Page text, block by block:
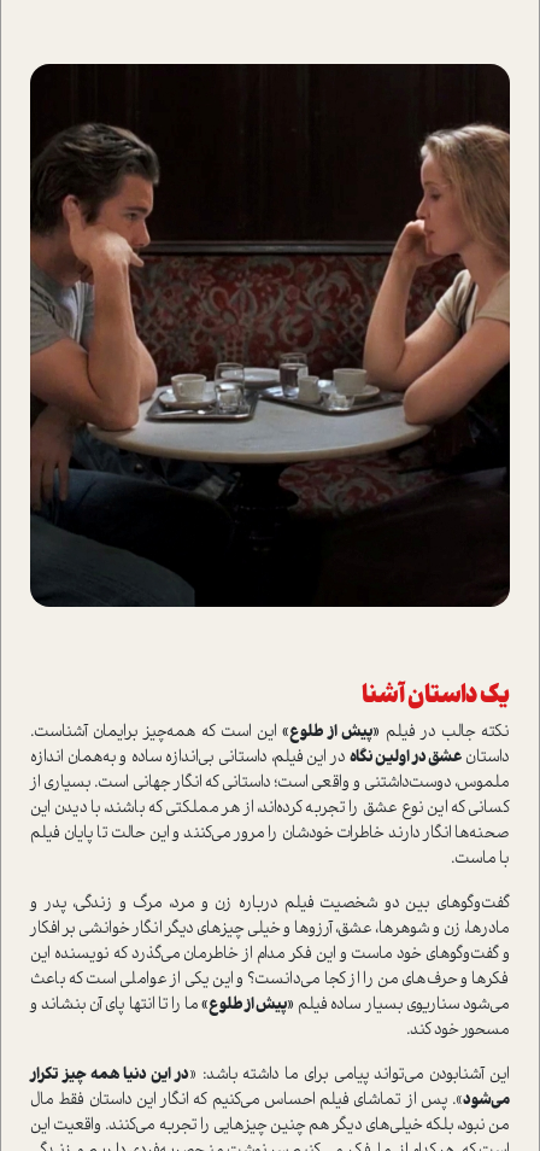
یک داستان آشنا
نکته جالب در فیلم «پیش از طلوع» این است که همه‌چیز برایمان آشناست.
داستان عشق در اولین نگاه در این فیلم، داستانی بی‌اندازه ساده و به‌همان اندازه
ملموس، دوست‌داشتنی و واقعی است؛ داستانی که انگار جهانی است. بسیاری از
کسانی که این نوع عشق را تجربه کرده‌اند، از هر مملکتی که باشند، با دیدن این
صحنه‌ها انگار دارند خاطرات خودشان را مرور می‌کنند و این حالت تا پایان فیلم
با ماست.
گفت‌وگوهای بین دو شخصیت فیلم درباره زن و مرد، مرگ و زندگی، پدر و
مادرها، زن و شوهرها، عشق، آرزوها و خیلی چیزهای دیگر انگار خوانشی بر افکار
و گفت‌وگوهای خود ماست و این فکر مدام از خاطرمان می‌گذرد که نویسنده این
فکرها و حرف‌های من را از کجا می‌دانست؟ و این یکی از عواملی است که باعث
می‌شود سناریوی بسیار ساده فیلم «پیش از طلوع»ما را تا انتها پای آن بنشاند و
مسحور خود کند.
این آشنا‌بودن می‌تواند پیامی برای ما داشته باشد: «در این دنیا همه چیز تکرار
می‌شود». پس از تماشای فیلم احساس می‌کنیم که انگار این داستان فقط مال
من نبود، بلکه خیلی‌های دیگر هم چنین چیزهایی را تجربه می‌کنند. واقعیت این